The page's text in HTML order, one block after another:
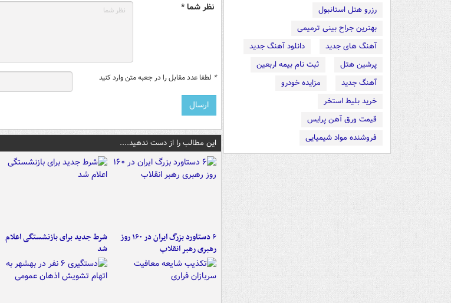
رزرو هتل استانبول
بهترین جراح بینی ترمیمی
آهنگ های جدید
دانلود آهنگ جدید
پرشین هتل
ثبت نام بیمه اربعین
آهنگ جدید
مزایده خودرو
خرید بلیط استخر
قیمت ورق آهن پرایس
فروشنده مواد شیمیایی
نظر شما *
* لطفا عدد مقابل را در جعبه متن وارد کنید
این مطالب را از دست ندهید....
۶ دستاورد بزرگ ایران در ۱۶۰ روز
رهبری رهبر انقلاب
شرط جدید برای بازنشستگی اعلام
شد